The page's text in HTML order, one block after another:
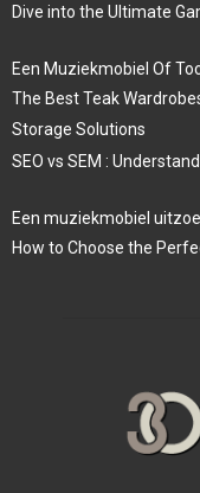
Dive into the Ultimate
Een Muziekmobiel Of
The Best Teak
Storage Solutions
SEO vs SEM :
Een muziekmobiel
How to Choose the